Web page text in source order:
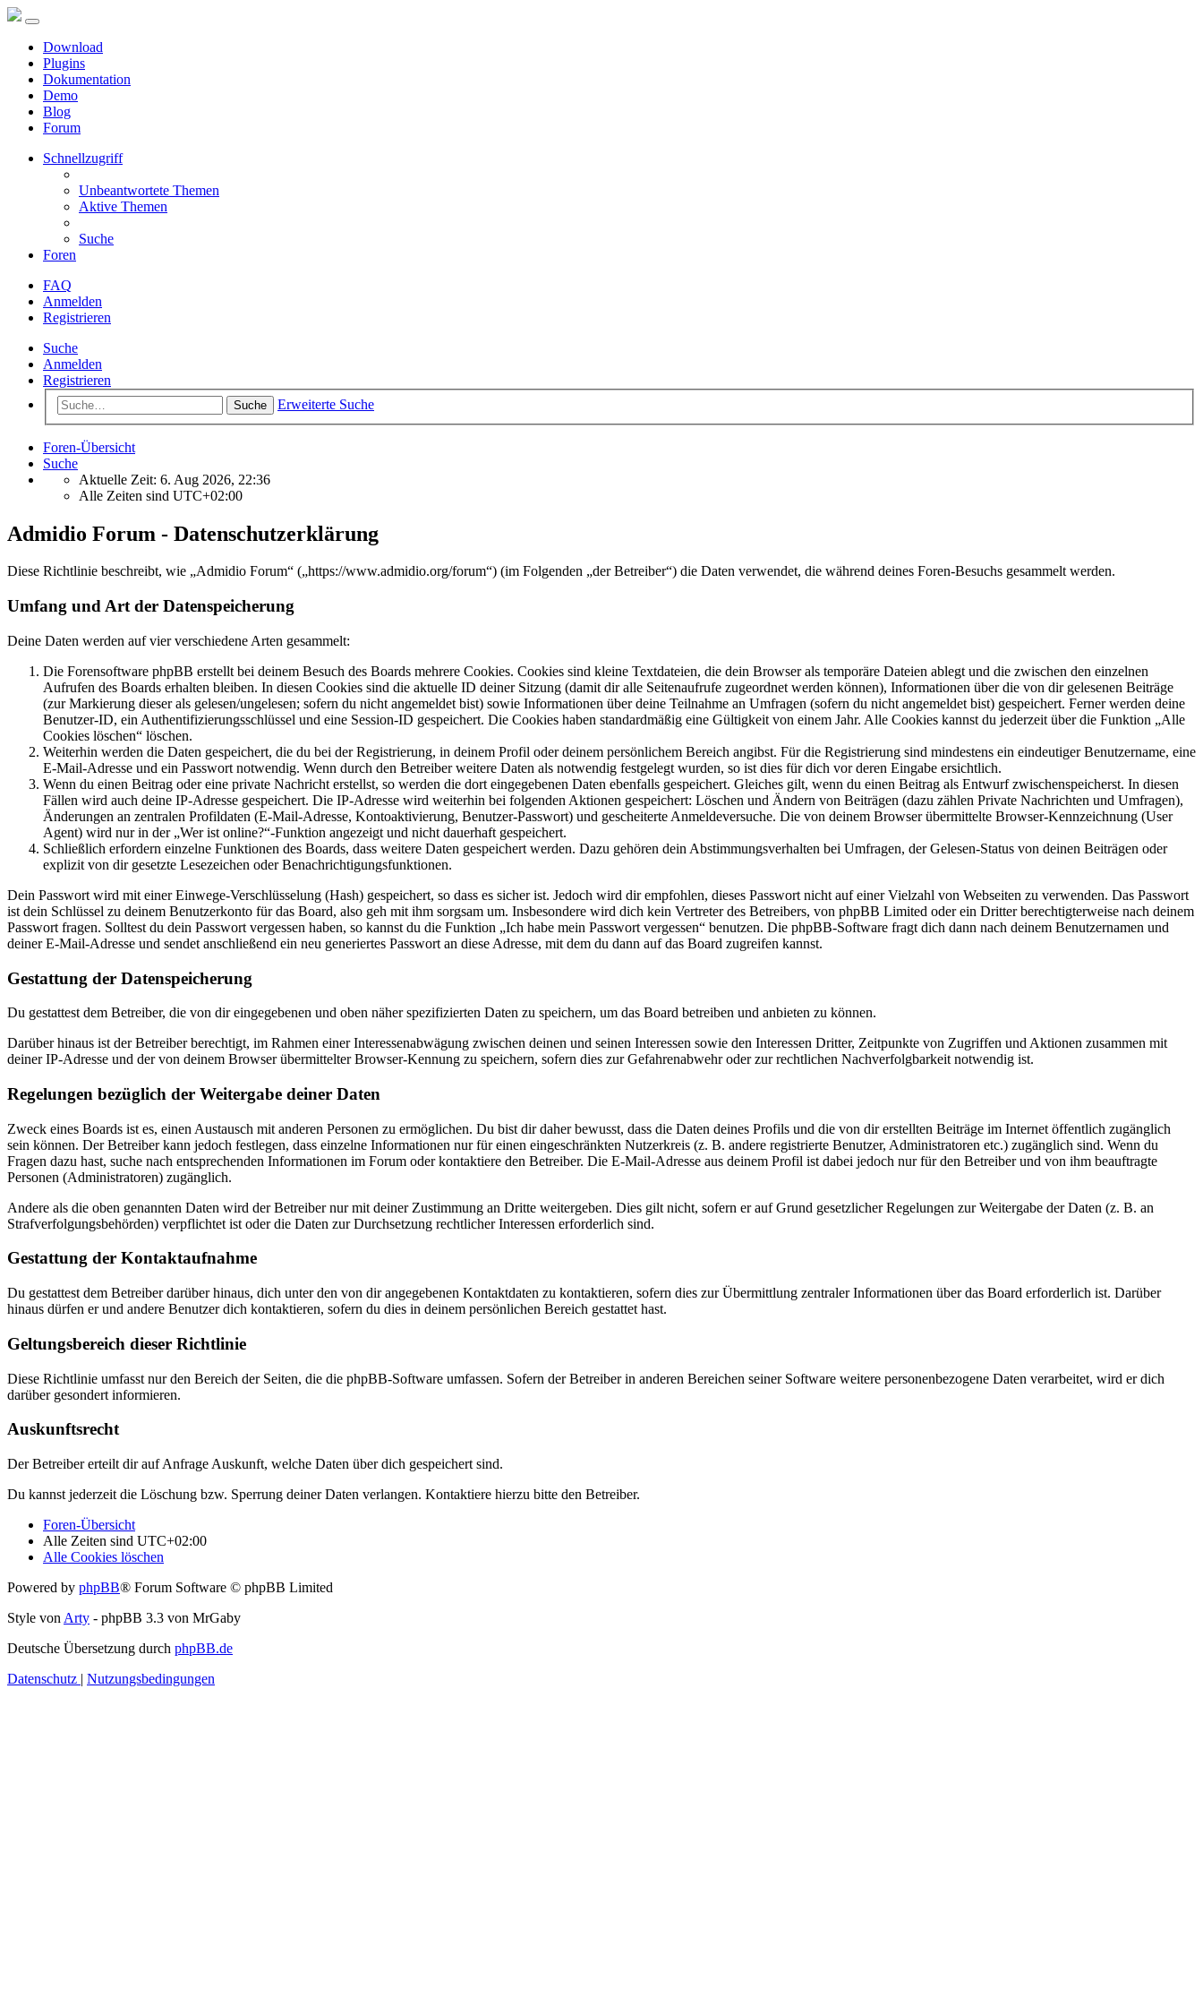
Download
Plugins
Dokumentation
Demo
Blog
Forum
Schnellzugriff
Unbeantwortete Themen
Aktive Themen
Suche
Foren
FAQ
Anmelden
Registrieren
Suche
Anmelden
Registrieren
Suche Erweiterte Suche
Foren-Übersicht
Suche
Aktuelle Zeit: 6. Aug 2026, 22:36
Alle Zeiten sind UTC+02:00
Admidio Forum - Datenschutzerklärung
Diese Richtlinie beschreibt, wie „Admidio Forum“ („https://www.admidio.org/forum“) (im Folgenden „der Betreiber“) die Daten verwendet, die während deines Foren-Besuchs gesammelt werden.
Umfang und Art der Datenspeicherung
Deine Daten werden auf vier verschiedene Arten gesammelt:
Die Forensoftware phpBB erstellt bei deinem Besuch des Boards mehrere Cookies. Cookies sind kleine Textdateien, die dein Browser als temporäre Dateien ablegt und die zwischen den einzelnen
Aufrufen des Boards erhalten bleiben. In diesen Cookies sind die aktuelle ID deiner Sitzung (damit dir alle Seitenaufrufe zugeordnet werden können), Informationen über die von dir gelesenen Beiträge
(zur Markierung dieser als gelesen/ungelesen; sofern du nicht angemeldet bist) sowie Informationen über deine Teilnahme an Umfragen (sofern du nicht angemeldet bist) gespeichert. Ferner werden deine
Benutzer-ID, ein Authentifizierungsschlüssel und eine Session-ID gespeichert. Die Cookies haben standardmäßig eine Gültigkeit von einem Jahr. Alle Cookies kannst du jederzeit über die Funktion „Alle
Cookies löschen“ löschen.
Weiterhin werden die Daten gespeichert, die du bei der Registrierung, in deinem Profil oder deinem persönlichem Bereich angibst. Für die Registrierung sind mindestens ein eindeutiger Benutzername, eine
E-Mail-Adresse und ein Passwort notwendig. Wenn durch den Betreiber weitere Daten als notwendig festgelegt wurden, so ist dies für dich vor deren Eingabe ersichtlich.
Wenn du einen Beitrag oder eine private Nachricht erstellst, so werden die dort eingegebenen Daten ebenfalls gespeichert. Gleiches gilt, wenn du einen Beitrag als Entwurf zwischenspeicherst. In diesen
Fällen wird auch deine IP-Adresse gespeichert. Die IP-Adresse wird weiterhin bei folgenden Aktionen gespeichert: Löschen und Ändern von Beiträgen (dazu zählen Private Nachrichten und Umfragen),
Änderungen an zentralen Profildaten (E-Mail-Adresse, Kontoaktivierung, Benutzer-Passwort) und gescheiterte Anmeldeversuche. Die von deinem Browser übermittelte Browser-Kennzeichnung (User
Agent) wird nur in der „Wer ist online?“-Funktion angezeigt und nicht dauerhaft gespeichert.
Schließlich erfordern einzelne Funktionen des Boards, dass weitere Daten gespeichert werden. Dazu gehören dein Abstimmungsverhalten bei Umfragen, der Gelesen-Status von deinen Beiträgen oder
explizit von dir gesetzte Lesezeichen oder Benachrichtigungsfunktionen.
Dein Passwort wird mit einer Einwege-Verschlüsselung (Hash) gespeichert, so dass es sicher ist. Jedoch wird dir empfohlen, dieses Passwort nicht auf einer Vielzahl von Webseiten zu verwenden. Das Passwort
ist dein Schlüssel zu deinem Benutzerkonto für das Board, also geh mit ihm sorgsam um. Insbesondere wird dich kein Vertreter des Betreibers, von phpBB Limited oder ein Dritter berechtigterweise nach deinem
Passwort fragen. Solltest du dein Passwort vergessen haben, so kannst du die Funktion „Ich habe mein Passwort vergessen“ benutzen. Die phpBB-Software fragt dich dann nach deinem Benutzernamen und
deiner E-Mail-Adresse und sendet anschließend ein neu generiertes Passwort an diese Adresse, mit dem du dann auf das Board zugreifen kannst.
Gestattung der Datenspeicherung
Du gestattest dem Betreiber, die von dir eingegebenen und oben näher spezifizierten Daten zu speichern, um das Board betreiben und anbieten zu können.
Darüber hinaus ist der Betreiber berechtigt, im Rahmen einer Interessenabwägung zwischen deinen und seinen Interessen sowie den Interessen Dritter, Zeitpunkte von Zugriffen und Aktionen zusammen mit
deiner IP-Adresse und der von deinem Browser übermittelter Browser-Kennung zu speichern, sofern dies zur Gefahrenabwehr oder zur rechtlichen Nachverfolgbarkeit notwendig ist.
Regelungen bezüglich der Weitergabe deiner Daten
Zweck eines Boards ist es, einen Austausch mit anderen Personen zu ermöglichen. Du bist dir daher bewusst, dass die Daten deines Profils und die von dir erstellten Beiträge im Internet öffentlich zugänglich
sein können. Der Betreiber kann jedoch festlegen, dass einzelne Informationen nur für einen eingeschränkten Nutzerkreis (z. B. andere registrierte Benutzer, Administratoren etc.) zugänglich sind. Wenn du
Fragen dazu hast, suche nach entsprechenden Informationen im Forum oder kontaktiere den Betreiber. Die E-Mail-Adresse aus deinem Profil ist dabei jedoch nur für den Betreiber und von ihm beauftragte
Personen (Administratoren) zugänglich.
Andere als die oben genannten Daten wird der Betreiber nur mit deiner Zustimmung an Dritte weitergeben. Dies gilt nicht, sofern er auf Grund gesetzlicher Regelungen zur Weitergabe der Daten (z. B. an
Strafverfolgungsbehörden) verpflichtet ist oder die Daten zur Durchsetzung rechtlicher Interessen erforderlich sind.
Gestattung der Kontaktaufnahme
Du gestattest dem Betreiber darüber hinaus, dich unter den von dir angegebenen Kontaktdaten zu kontaktieren, sofern dies zur Übermittlung zentraler Informationen über das Board erforderlich ist. Darüber
hinaus dürfen er und andere Benutzer dich kontaktieren, sofern du dies in deinem persönlichen Bereich gestattet hast.
Geltungsbereich dieser Richtlinie
Diese Richtlinie umfasst nur den Bereich der Seiten, die die phpBB-Software umfassen. Sofern der Betreiber in anderen Bereichen seiner Software weitere personenbezogene Daten verarbeitet, wird er dich
darüber gesondert informieren.
Auskunftsrecht
Der Betreiber erteilt dir auf Anfrage Auskunft, welche Daten über dich gespeichert sind.
Du kannst jederzeit die Löschung bzw. Sperrung deiner Daten verlangen. Kontaktiere hierzu bitte den Betreiber.
Foren-Übersicht
Alle Zeiten sind UTC+02:00
Alle Cookies löschen
Powered by phpBB® Forum Software © phpBB Limited
Style von Arty - phpBB 3.3 von MrGaby
Deutsche Übersetzung durch phpBB.de
Datenschutz | Nutzungsbedingungen